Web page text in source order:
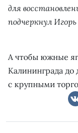
для
подчеркнул
А чтобы южные
Калининграда до
с крупными